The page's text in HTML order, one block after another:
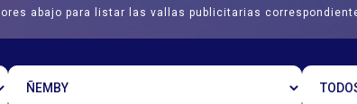
abajo para listar las vallas publicitarias